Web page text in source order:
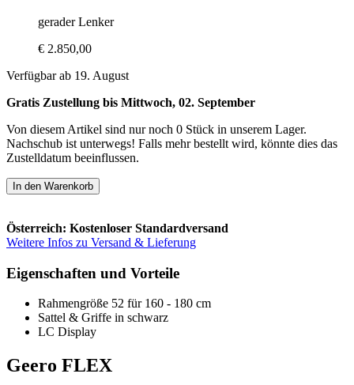
gerader Lenker
€ 2.850,00
Verfügbar ab 19. August
Gratis Zustellung bis Mittwoch, 02. September
Von diesem Artikel sind nur noch 0 Stück in unserem Lager.
Nachschub ist unterwegs! Falls mehr bestellt wird, könnte dies das
Zustelldatum beeinflussen.
In den Warenkorb
Österreich: Kostenloser Standardversand
Weitere Infos zu Versand & Lieferung
Eigenschaften und Vorteile
Rahmengröße 52 für 160 - 180 cm
Sattel & Griffe in schwarz
LC Display
Geero FLEX